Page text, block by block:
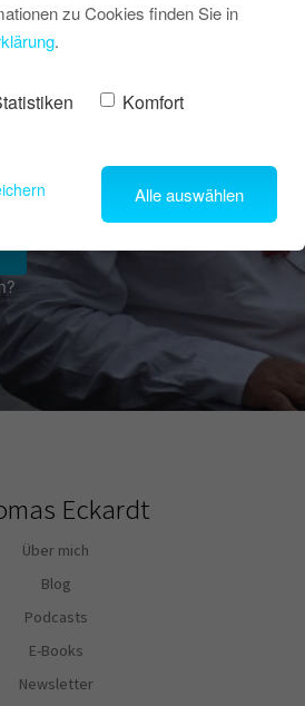
Eckardt
Über mich
Blog
Podcasts
E-Books
Newsletter
zu Cookies finden Sie in
.
Komfort
Alle auswählen